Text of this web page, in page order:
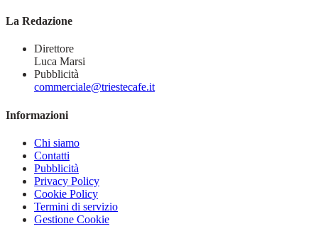
La Redazione
Direttore
Luca Marsi
Pubblicità
commerciale@triestecafe.it
Informazioni
Chi siamo
Contatti
Pubblicità
Privacy Policy
Cookie Policy
Termini di servizio
Gestione Cookie